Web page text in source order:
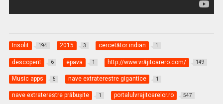
Insolit 194 2015 3 cercetător indian 1
descoperit 6 epava 1 http://www.vrăjitoarero.com/ 149
Music apps 5 nave extraterestre gigantice 1
nave extraterestre prăbuşite 1 portalulvrajitoarelor.ro 547